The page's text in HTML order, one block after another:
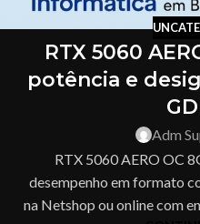
RTX 5060
potência e
Adm
RTX 5060 AERO OC
desempenho em formato
na Netshop ou online com